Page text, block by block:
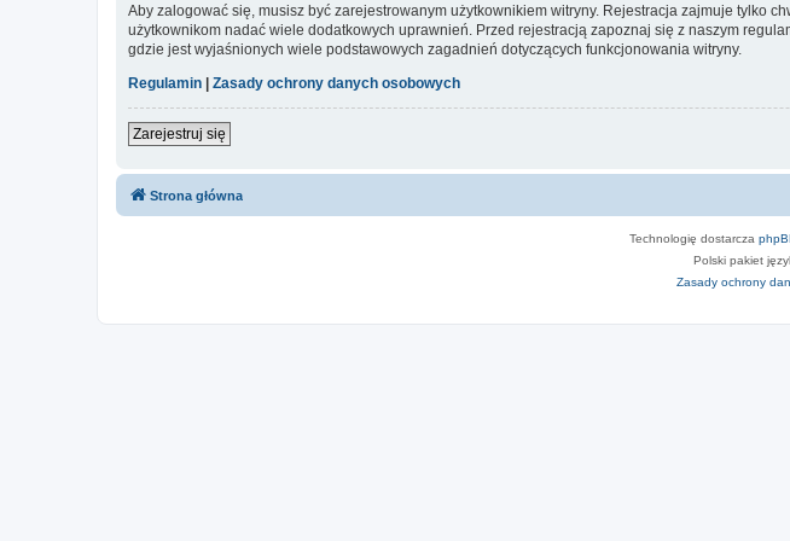
Aby zalogować się, musisz być zarejestrowanym użytkownikiem witryny. Rejestracja zajmuje tylko
użytkownikom nadać wiele dodatkowych uprawnień. Przed rejestracją zapoznaj się z naszym
gdzie jest wyjaśnionych wiele podstawowych zagadnień dotyczących funkcjonowania witryny.
Regulamin | Zasady ochrony danych osobowych
Zarejestruj się
Strona główna
Technologię dostarcza
Polski pakiet
Zasady ochrony